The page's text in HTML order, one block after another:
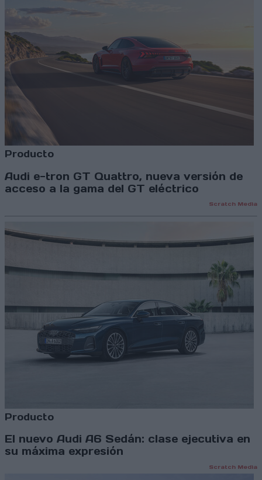
Producto
Audi e-tron GT Quattro, nueva versión de
acceso a la gama del GT eléctrico
Scratch Media
Producto
El nuevo Audi A6 Sedán: clase ejecutiva en
su máxima expresión
Scratch Media